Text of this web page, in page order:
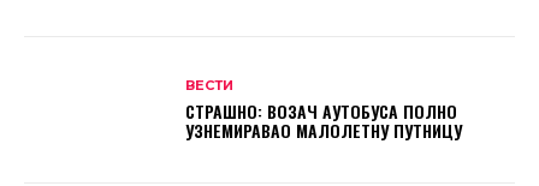
ВЕСТИ
СТРАШНО: ВОЗАЧ АУТОБУСА ПОЛНО
УЗНЕМИРАВАО МАЛОЛЕТНУ ПУТНИЦУ